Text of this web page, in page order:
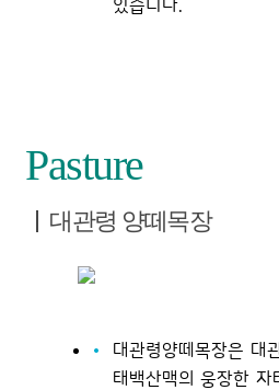
있습니다.
Pasture
대관령 양떼목장
대관령양떼목장은 대
태백산맥의 웅장한 자